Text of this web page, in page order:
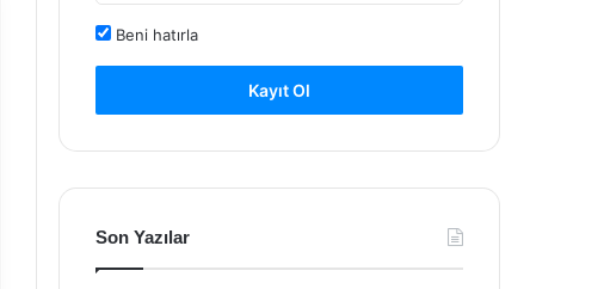
Beni hatırla
Kayıt Ol
Son Yazılar